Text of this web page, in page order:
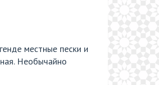
местные пески и
Необычайно